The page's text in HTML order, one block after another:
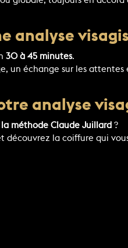
analyse
30 à 45 minutes.
un échange sur les
analyse
méthode Claude Juillard ?
découvrez la coiffure qui